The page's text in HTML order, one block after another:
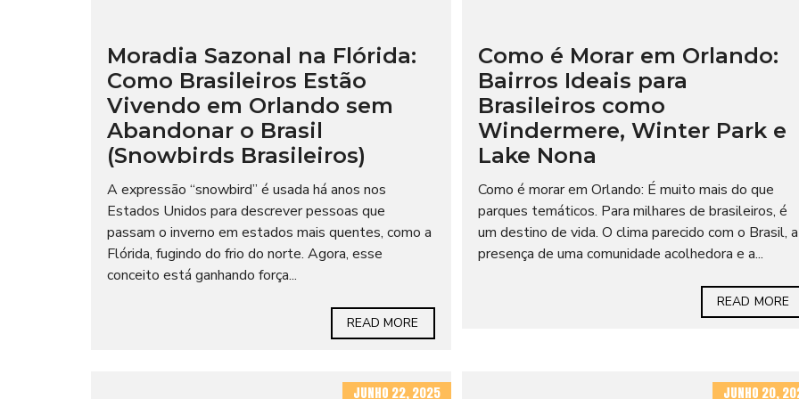
Moradia Sazonal na Flórida:
Como Brasileiros Estão
Vivendo em Orlando sem
Abandonar o Brasil
(Snowbirds Brasileiros)
A expressão “snowbird” é usada há anos nos
Estados Unidos para descrever pessoas que
passam o inverno em estados mais quentes, como a
Flórida, fugindo do frio do norte. Agora, esse
conceito está ganhando força...
READ MORE
Como é Morar em Orlando:
Bairros Ideais para
Brasileiros como
Windermere, Winter Park e
Lake Nona
Como é morar em Orlando: É muito mais do que
parques temáticos. Para milhares de brasileiros, é
um destino de vida. O clima parecido com o Brasil, a
presença de uma comunidade acolhedora e a...
READ MORE
JUNHO 22, 2025 JUNHO 20,